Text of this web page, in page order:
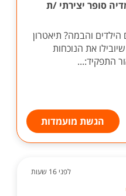
סופר יצירתי /ת
והבמה? תיאטרון
את הנוכחות
התפקיד:...
הגשת מועמדות
לפני 16 שעות